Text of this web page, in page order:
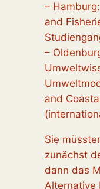
–
and
–
and
Sie
zunächst
dann das
Alternative